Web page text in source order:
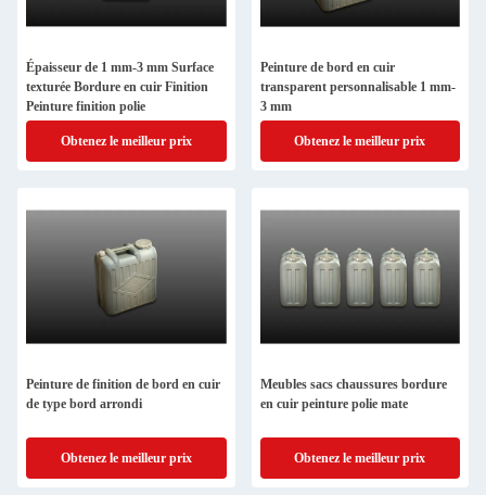
Épaisseur de 1 mm-3 mm Surface
texturée Bordure en cuir Finition
Peinture finition polie
Obtenez le meilleur prix
Peinture de bord en cuir
transparent personnalisable 1 mm-
3 mm
Obtenez le meilleur prix
Peinture de finition de bord en cuir
de type bord arrondi
Obtenez le meilleur prix
Meubles sacs chaussures bordure
en cuir peinture polie mate
Obtenez le meilleur prix